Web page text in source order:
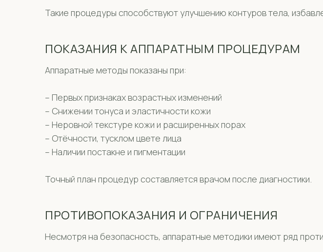
Такие процедуры способствуют улучшению контуров тела,
ПОКАЗАНИЯ К АППАРАТНЫМ ПРОЦЕДУРАМ
Аппаратные методы показаны при:
– Первых признаках возрастных изменений
– Снижении тонуса и эластичности кожи
– Неровной текстуре кожи и расширенных порах
– Отёчности, тусклом цвете лица
– Наличии постакне и пигментации
Точный план процедур составляется врачом после диагностики.
ПРОТИВОПОКАЗАНИЯ И ОГРАНИЧЕНИЯ
Несмотря на безопасность, аппаратные методики имеют ряд